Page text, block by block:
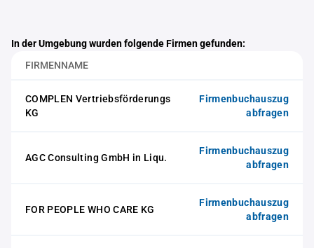
In der Umgebung wurden folgende Firmen gefunden:
FIRMENNAME
COMPLEN Vertriebsförderungs
KG
Firmenbuchauszug
abfragen
AGC Consulting GmbH in Liqu.
Firmenbuchauszug
abfragen
FOR PEOPLE WHO CARE KG
Firmenbuchauszug
abfragen